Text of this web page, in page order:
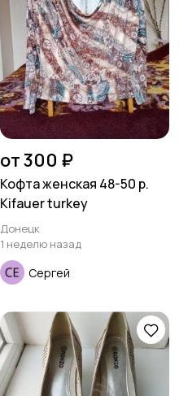
от 300 ₽
Кофта женская 48-50 р.
Kifauer turkey
Донецк
1 неделю назад
Сергей